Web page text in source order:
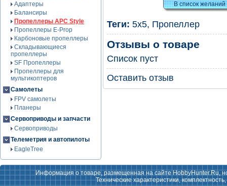
Адаптеры
Балансиры
Пропеллеры APC Style
Пропеллеры E-Prop
Карбоновые пропеллеры
Складывающиеся
пропеллеры
SF Пропеллеры
Пропеллеры для
мультикоптеров
Самолеты
FPV самолеты
Планеры
Сервоприводы и запчасти
Сервоприводы
Телеметрия и автопилоты
EagleTree
В список желаний
Теги: 5x5, Пропеллер
Отзывы о товаре
Список пуст
Оставить отзыв
Информация о товаре, размещенная на сайте HobbyHunter.Ru,
Технические характеристики,